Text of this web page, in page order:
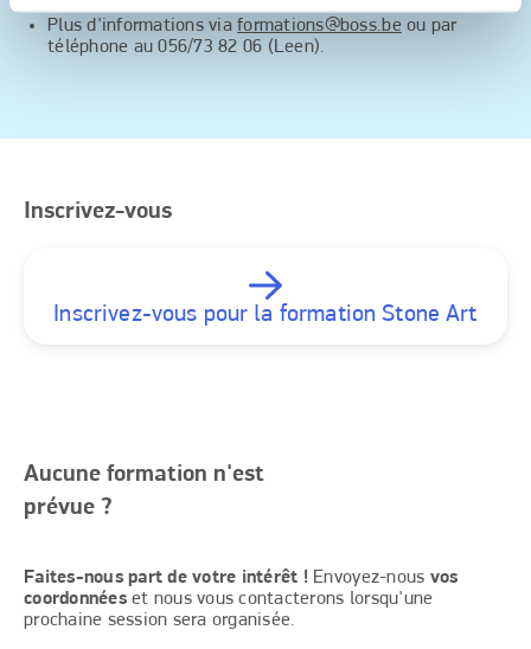
Plus d'informations viaformations@boss.beou par
téléphone au 056/73 82 06 (Leen).
Inscrivez-vous
Inscrivez-vous pour la formation Stone Art
Aucune formation n'est
prévue ?
Faites-nous part de votre intérêt !Envoyez-nous vos
coordonnéeset nous vous contacterons lorsqu'une
prochaine session sera organisée.